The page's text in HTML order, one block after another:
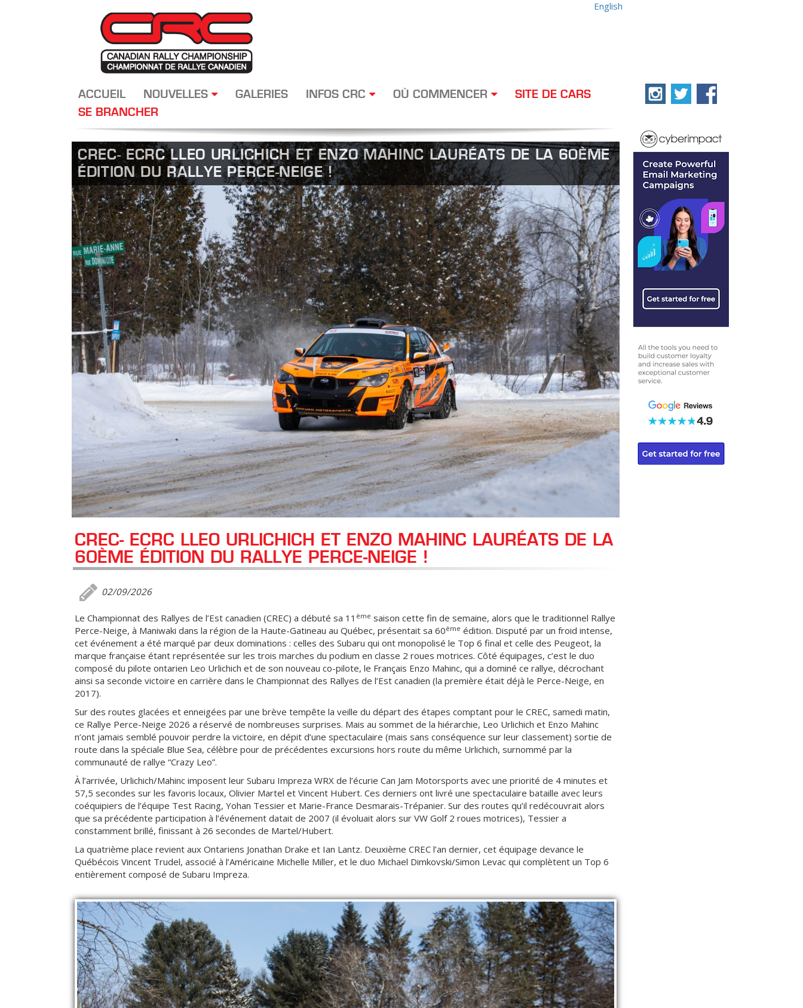
English
ACCUEIL NOUVELLES GALERIES INFOS CRC OÙ COMMENCER
SITE DE CARS
SE BRANCHER
CREC- ECRC LLEO URLICHICH ET ENZO MAHINC LAURÉATS DE LA 60ÈME
ÉDITION DU RALLYE PERCE-NEIGE !
CREC- ECRC LLEO URLICHICH ET ENZO MAHINC LAURÉATS DE LA
60ÈME ÉDITION DU RALLYE PERCE-NEIGE !
02/09/2026
Le Championnat des Rallyes de l’Est canadien (CREC) a débuté sa 11 ème saison cette fin de semaine, alors que le traditionnel Rallye
Perce-Neige, à Maniwaki dans la région de la Haute-Gatineau au Québec, présentait sa 60ème édition. Disputé par un froid intense,
cet événement a été marqué par deux dominations : celles des Subaru qui ont monopolisé le Top 6 final et celle des Peugeot, la
marque française étant représentée sur les trois marches du podium en classe 2 roues motrices. Côté équipages, c’est le duo
composé du pilote ontarien Leo Urlichich et de son nouveau co-pilote, le Français Enzo Mahinc, qui a dominé ce rallye, décrochant
ainsi sa seconde victoire en carrière dans le Championnat des Rallyes de l’Est canadien (la première était déjà le Perce-Neige, en
2017).
Sur des routes glacées et enneigées par une brève tempête la veille du départ des étapes comptant pour le CREC, samedi matin,
ce Rallye Perce-Neige 2026 a réservé de nombreuses surprises. Mais au sommet de la hiérarchie, Leo Urlichich et Enzo Mahinc
n’ont jamais semblé pouvoir perdre la victoire, en dépit d’une spectaculaire (mais sans conséquence sur leur classement) sortie de
route dans la spéciale Blue Sea, célèbre pour de précédentes excursions hors route du même Urlichich, surnommé par la
communauté de rallye “Crazy Leo”.
À l’arrivée, Urlichich/Mahinc imposent leur Subaru Impreza WRX de l’écurie Can Jam Motorsports avec une priorité de 4 minutes et
57,5 secondes sur les favoris locaux, Olivier Martel et Vincent Hubert. Ces derniers ont livré une spectaculaire bataille avec leurs
coéquipiers de l’équipe Test Racing, Yohan Tessier et Marie-France Desmarais-Trépanier. Sur des routes qu’il redécouvrait alors
que sa précédente participation à l’événement datait de 2007 (il évoluait alors sur VW Golf 2 roues motrices), Tessier a
constamment brillé, finissant à 26 secondes de Martel/Hubert.
La quatrième place revient aux Ontariens Jonathan Drake et Ian Lantz. Deuxième CREC l’an dernier, cet équipage devance le
Québécois Vincent Trudel, associé à l’Américaine Michelle Miller, et le duo Michael Dimkovski/Simon Levac qui complètent un Top 6
entièrement composé de Subaru Impreza.